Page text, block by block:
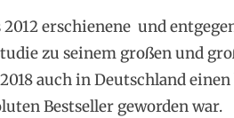
erschienene und
zu seinem großen und
auch in Deutschland
Bestseller geworden war.